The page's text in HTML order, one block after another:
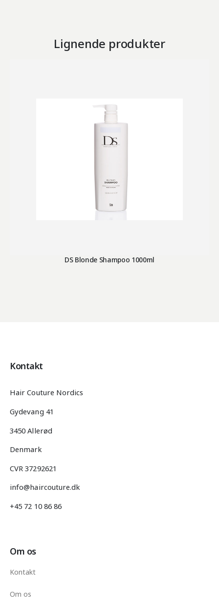
Lignende produkter
DS Blonde Shampoo 1000ml
Kontakt
Hair Couture Nordics
Gydevang 41
3450 Allerød
Denmark
CVR 37292621
info@haircouture.dk
+45 72 10 86 86
Om os
Kontakt
Om os